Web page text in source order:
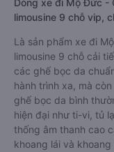
Dòng xe đi Mộ Đức -
limousine 9 chỗ vip,
Là sản phẩm xe đi
limousine 9 chỗ cải
các ghế bọc da
hành trình xa, mà
ghế bọc da bình
hiện đại như ti-vi, tủ
thống âm thanh cao
khoang lái và